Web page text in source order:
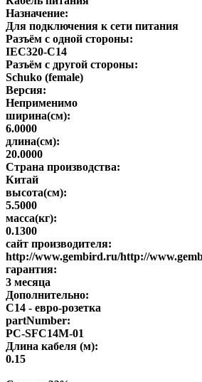
Назначение:
Для подключения к сети питания
Разъём с одной стороны:
IEC320-C14
Разъём с другой стороны:
Schuko (female)
Версия:
Неприменимо
ширина(см):
6.0000
длина(см):
20.0000
Страна производства:
Китай
высота(см):
5.5000
масса(кг):
0.1300
сайт производителя:
http://www.gembird.ru/http://
гарантия:
3 месяца
Дополнительно:
C14 - евро-розетка
partNumber:
PC-SFC14M-01
Длина кабеля (м):
0.15